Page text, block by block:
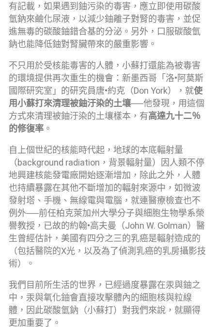
有記載，如果遇到鈾污染的毒害，應立即使用碳酸
氫鈉來鹼化尿液，以減少鈾離子對腎的毒害，並促
進無毒的碳酸鈾錯合基的分泌。另外，口服碳酸氫
鈉也能降低鈾對腎臟帶來的嚴重影響。
不只用於受核能毒害的人體，小蘇打還能為被毒害
的環境提供再次重生的機會：新墨西哥「洛•阿莫斯
國際研究室」的研究員唐•約克（Don York），就使
用小蘇打來清理被鈾汙染的土壤──他發現，用這個
方式來清理被鈾汙染的土壤樣本，有高達九十二％
的修復率 。
自上個世紀的核能時代起，地球的本底輻射量
（background radiation，背景輻射量）因人類不停
地興建核能發電廠開始逐漸增加，除此之外，人體
也持續暴露在其他不斷增加的輻射來源中，如微波
發射塔、手機、無線電與電腦，就連醫療檢查也不
例外──前任柏克萊加州大學分子與細胞生物學系榮
譽教授，已故的約翰•高夫曼（John W. Golman）醫
生曾經估計，美國有四分之三的乳癌是輻射造成的
（包括醫院的X光，以及為了偵測乳癌的乳房攝影技
術）。
我們目前所生活的世界，已經過度暴露在汞與鈾之
中，汞與氧化鈾會直接攻擊體內的細胞核與粒線
體，因此碳酸氫鈉（小蘇打）對我們來說，就顯得
更加重要了。